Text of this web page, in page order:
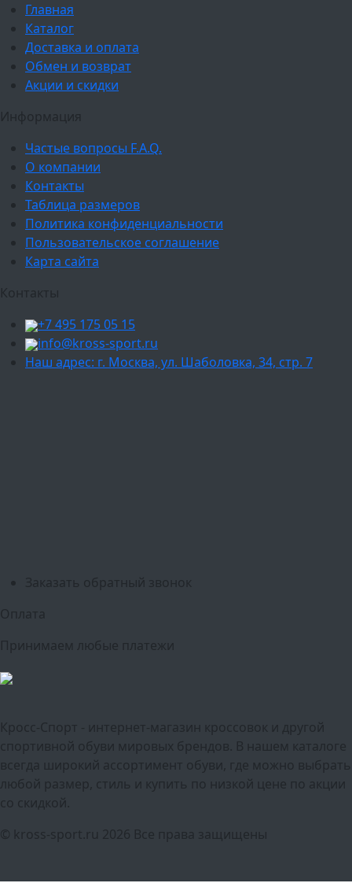
Главная
Каталог
Доставка и оплата
Обмен и возврат
Акции и скидки
Информация
Частые вопросы F.A.Q.
О компании
Контакты
Таблица размеров
Политика конфиденциальности
Пользовательское соглашение
Карта сайта
Контакты
+7 495 175 05 15
info@kross-sport.ru
Наш адрес: г. Москва, ул. Шаболовка, 34, стр. 7
Заказать обратный звонок
Оплата
Принимаем любые платежи
Кросс-Спорт - интернет-магазин кроссовок и другой
спортивной обуви мировых брендов. В нашем каталоге
всегда широкий ассортимент обуви, где можно выбрать
любой размер, стиль и купить по низкой цене по акции
со скидкой.
© kross-sport.ru
2026 Все права защищены